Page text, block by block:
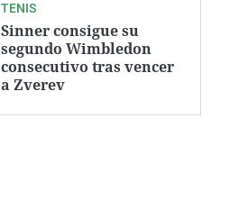
TENIS
Sinner consigue su
segundo Wimbledon
consecutivo tras vencer
a Zverev